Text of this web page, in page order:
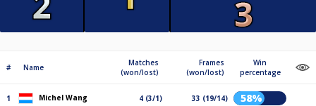
# Name
Matches
(won/lost)
Frames
(won/lost)
Win
percentage
1 Michel Wang 4 (3/1) 33 (19/14) 58%